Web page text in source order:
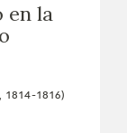
en la
1814-1816)